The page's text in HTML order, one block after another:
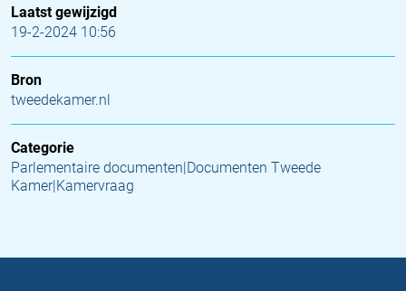
Laatst gewijzigd
19-2-2024 10:56
Bron
tweedekamer.nl
Categorie
Parlementaire documenten|Documenten Tweede
Kamer|Kamervraag